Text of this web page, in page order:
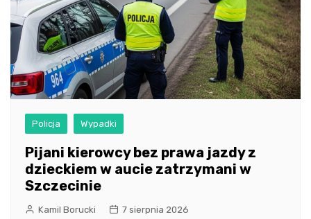
Policja Wypadki
Pijani kierowcy bez prawa jazdy z
dzieckiem w aucie zatrzymani w
Szczecinie
Kamil Borucki 7 sierpnia 2026